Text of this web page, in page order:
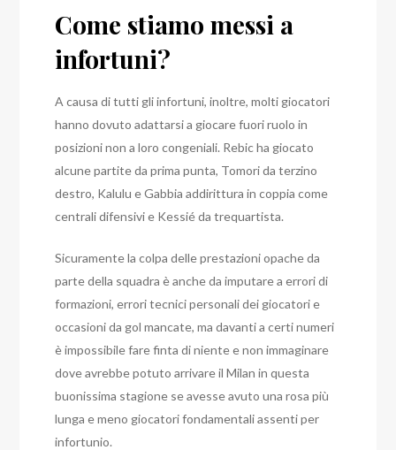
Come stiamo messi a
infortuni?
A causa di tutti gli infortuni, inoltre, molti giocatori
hanno dovuto adattarsi a giocare fuori ruolo in
posizioni non a loro congeniali. Rebic ha giocato
alcune partite da prima punta, Tomori da terzino
destro, Kalulu e Gabbia addirittura in coppia come
centrali difensivi e Kessié da trequartista.
Sicuramente la colpa delle prestazioni opache da
parte della squadra è anche da imputare a errori di
formazioni, errori tecnici personali dei giocatori e
occasioni da gol mancate, ma davanti a certi numeri
è impossibile fare finta di niente e non immaginare
dove avrebbe potuto arrivare il Milan in questa
buonissima stagione se avesse avuto una rosa più
lunga e meno giocatori fondamentali assenti per
infortunio.